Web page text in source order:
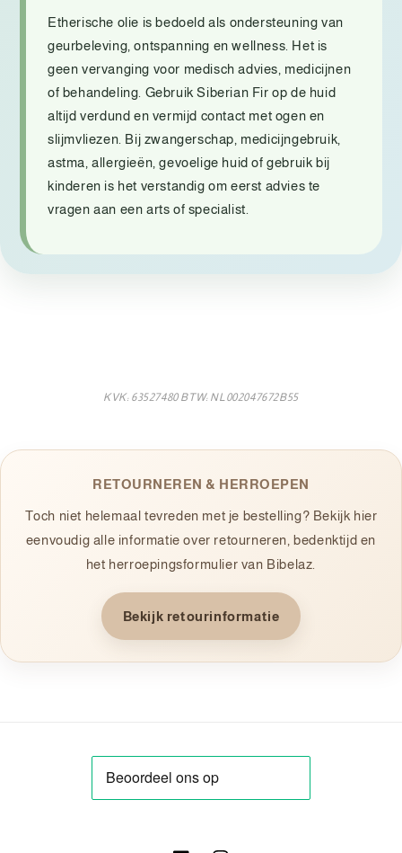
Etherische olie is bedoeld als ondersteuning van
geurbeleving, ontspanning en wellness. Het is
geen vervanging voor medisch advies, medicijnen
of behandeling. Gebruik Siberian Fir op de huid
altijd verdund en vermijd contact met ogen en
slijmvliezen. Bij zwangerschap, medicijngebruik,
astma, allergieën, gevoelige huid of gebruik bij
kinderen is het verstandig om eerst advies te
vragen aan een arts of specialist.
KVK: 63527480 BTW: NL002047672B55
RETOURNEREN & HERROEPEN
Toch niet helemaal tevreden met je bestelling? Bekijk hier
eenvoudig alle informatie over retourneren, bedenktijd en
het herroepingsformulier van Bibelaz.
Bekijk retourinformatie